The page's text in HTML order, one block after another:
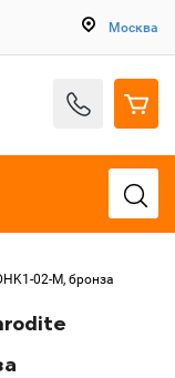
Москва
02-M, бронза